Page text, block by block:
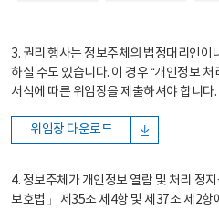
3. 권리 행사는 정보주체의 법정대리인이
하실 수도 있습니다. 이 경우 “개인정보
서식에 따른 위임장을 제출하셔야 합니다.
위임장 다운로드
4. 정보주체가 개인정보 열람 및 처리 정
보호법」 제35조 제4항 및 제37조 제2항